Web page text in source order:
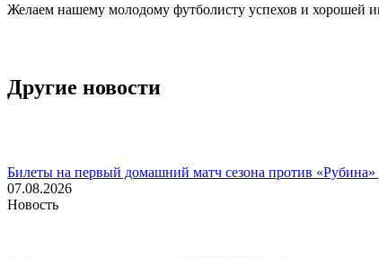
Желаем нашему молодому футболисту успехов и хорошей
Другие новости
Билеты на первый домашний матч сезона против
07.08.2026
Новость